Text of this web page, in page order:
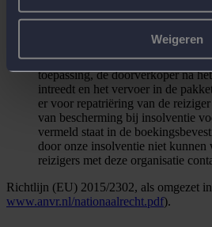
Weigeren
prijsverlaging en/of
De organisator is verplicht
verkeren, bijstand te verlenen.
Indien de insolventie van de
toepassing, de doorverkoper na
intreedt en het vervoer in de
er voor repatriëring van de
van bescherming bij insolventie
vermeld staat in de
door onze insolventie niet kunnen
reizigers met deze organisatie
Richtlijn (EU) 2015/2302, als omgezet
www.anvr.nl/nationaalrecht.pdf).